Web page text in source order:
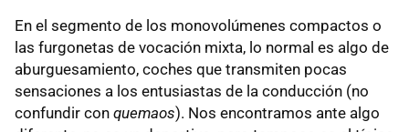
En el segmento de los monovolúmenes compactos o
las furgonetas de vocación mixta, lo normal es algo de
aburguesamiento, coches que transmiten pocas
sensaciones a los entusiastas de la conducción (no
confundir con quemaos). Nos encontramos ante algo